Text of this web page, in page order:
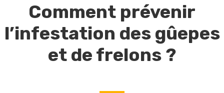
Comment prévenir
l’infestation des gûepes
et de frelons ?